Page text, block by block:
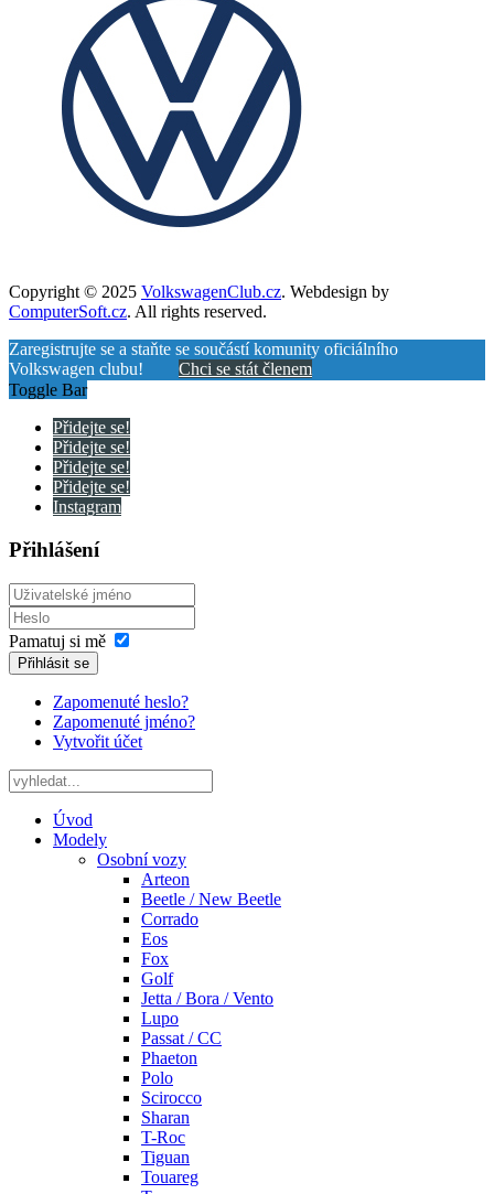
Copyright © 2025 VolkswagenClub.cz. Webdesign by
ComputerSoft.cz. All rights reserved.
Zaregistrujte se a staňte se součástí komunity oficiálního
Volkswagen clubu! Chci se stát členem
Toggle Bar
Přidejte se!
Přidejte se!
Přidejte se!
Přidejte se!
Instagram
Přihlášení
Pamatuj si mě
Přihlásit se
Zapomenuté heslo?
Zapomenuté jméno?
Vytvořit účet
Úvod
Modely
Osobní vozy
Arteon
Beetle / New Beetle
Corrado
Eos
Fox
Golf
Jetta / Bora / Vento
Lupo
Passat / CC
Phaeton
Polo
Scirocco
Sharan
T-Roc
Tiguan
Touareg